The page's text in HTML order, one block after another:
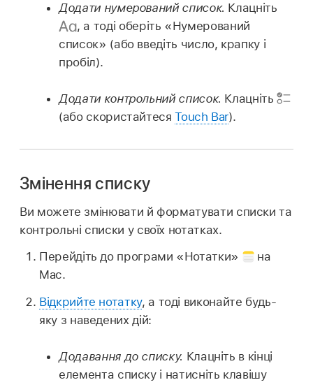
Додати нумерований список. Клацніть
, а тоді оберіть «Нумерований
список» (або введіть число, крапку і
пробіл).
Додати контрольний список. Клацніть
(або скористайтесяTouch Bar).
Змінення списку
Ви можете змінювати й форматувати списки та
контрольні списки у своїх нотатках.
Перейдіть до програми «Нотатки»
на
Mac.
Відкрийте нотатку, а тоді виконайте будь-
яку з наведених дій:
Додавання до списку. Клацніть в кінці
елемента списку і натисніть клавішу